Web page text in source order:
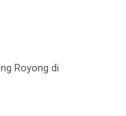
Royong di